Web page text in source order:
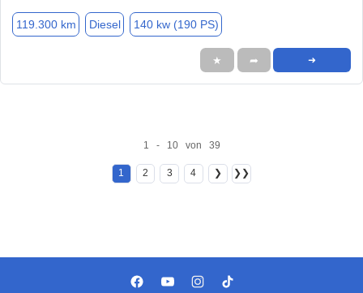
119.300 km Diesel 140 kw (190 PS)
★ ➦ ➜
1 - 10 von 39
1 2 3 4 ❯ ❯❯